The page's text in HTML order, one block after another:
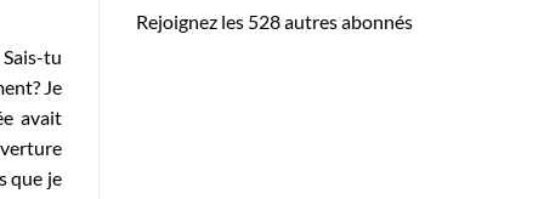
tu
Je
avait
que je
Rejoignez les 528 autres abonnés